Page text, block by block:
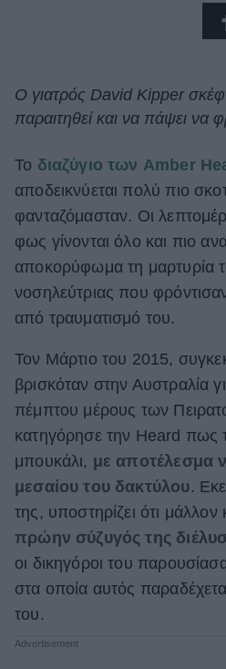
Living
Cooking
Green
Αφιερώματα
ΒΟΞ
Χωρίς Ταμπέλες
Women's Forum
Hautes Grecians
Γάμος
Market News
Ο γιατρός David Kipper
παραιτηθεί και να πάψει να
Το διαζύγιο των Amber
αποδεικνύεται πολύ πιο
φανταζόμασταν. Οι
φως γίνονται όλο και πιο
αποκορύφωμα τη μαρτυρία
νοσηλεύτριας που
από τραυματισμό του.
Τον Μάρτιο του 2015,
βρισκόταν στην Αυστραλία
πέμπτου μέρους των
κατηγόρησε την Heard πως
μπουκάλι, με αποτέλεσμα
μεσαίου του δακτύλου.
της, υποστηρίζει ότι
πρώην σύζυγός της
οι δικηγόροι του
στα οποία αυτός
του.